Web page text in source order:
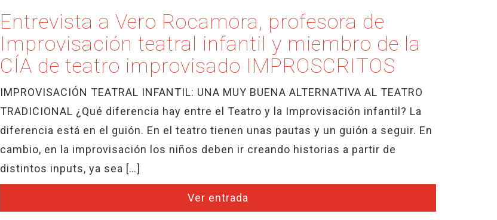
Entrevista a Vero Rocamora, profesora de
Improvisación teatral infantil y miembro de la
CÍA de teatro improvisado IMPROSCRITOS
IMPROVISACIÓN TEATRAL INFANTIL: UNA MUY BUENA ALTERNATIVA AL TEATRO
TRADICIONAL ¿Qué diferencia hay entre el Teatro y la Improvisación infantil? La
diferencia está en el guión. En el teatro tienen unas pautas y un guión a seguir. En
cambio, en la improvisación los niños deben ir creando historias a partir de
distintos inputs, ya sea […]
Ver entrada